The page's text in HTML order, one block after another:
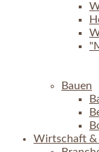
Bauen
Wirtschaft &